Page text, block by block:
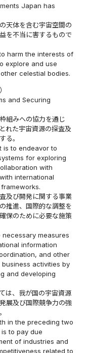
Japan has
天体を含む宇宙空間の
を不当に害するもので
harm the interests of
explore and use
celestial bodies.
and Securing
組みへの協力を通じ
れた宇宙資源の探査及
る。
is to endeavor to
for exploring
with
international
及び開発に関する事業
推進、国際的な調整を
保のために必要な施策
measures
information
and other
activities by
and developing
は、我が国の宇宙資源
展及び国際競争力の強
in the preceding two
to pay due
of industries and
related to